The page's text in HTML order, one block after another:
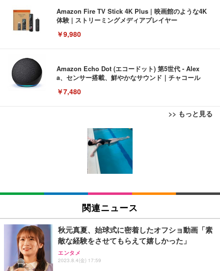
Amazon Fire TV Stick 4K Plus | 映画館のような4K
体験 | ストリーミングメディアプレイヤー
￥9,980
Amazon Echo Dot (エコードット) 第5世代 - Alex
a、センサー搭載、鮮やかなサウンド｜チャコール
￥7,480
>> もっと見る
[EdoErgo] オフィスチェア 椅子 テレワーク 疲れな
い 跳ね上げ式アームレスト コンパクト 約105度ロッ
キング pc 事務椅子 360度回転 座面昇降 強化ナイロ
ン樹脂ベース 通気性メッシュ 在宅ワーク H-WY01
(黒網+黒枠+黒足)
SIHOO B100 オフィスチェア／デスクチェア メッシ
ュチェア 人間工学 疲れない ブラック
￥27,999
Sezlife オフィスチェア デスクチェア 疲れない テレ
ワーク チェア 強化バックレスト 30度ロッキング機
能 人間工学 椅子 腰サポート 90度跳ね上げ式アーム
EIZO ビジネス向けプレミアムモニター | FlexScan
EV3240X-WT | 31.5型4K UHD・USB Type-C・ホワ
￥105,595
EIZO ビジネス向けプレミアムモニター | FlexScan
￥109,572
【純正品】27"ゲーミングモニター DualSense 充電
フック付き（CFI-ZDM1J）
Amazonベーシック ペットシーツ 薄型 レギュラー 1
回使い捨て 無香料 ホワイト 300枚
Amazonベーシック ペットシーツ 厚型 ワイド 42枚
x2袋(84枚) ホワイト(吸収面:ライトブルー)
￥3,234
ネオ・ルーライフ ネオ・オムツ L 中型犬用 26枚入
り 単品
関連ニュース
秋元真夏、始球式に密着したオフショ動画「素
敵な経験をさせてもらえて嬉しかった」
エンタメ
2023.8.4(金) 17:59